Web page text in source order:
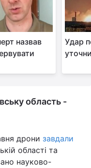
назвав
Удар
область -
дрони завдали
області та
науково-